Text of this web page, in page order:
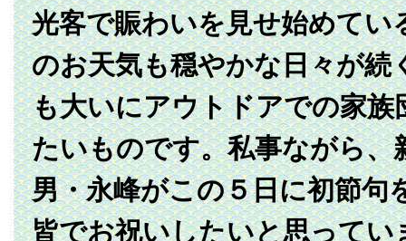
光客で賑わいを見せ始めてい
のお天気も穏やかな日々が続
も大いにアウトドアでの家族
たいものです。私事ながら、
男・永峰がこの５日に初節句
皆でお祝いしたいと思ってい